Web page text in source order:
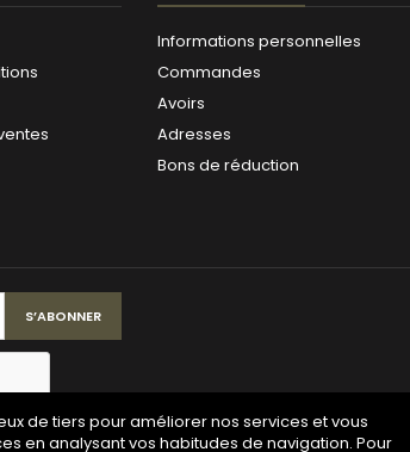
Informations personnelles
Commandes
Avoirs
Adresses
Bons de réduction
de tiers pour améliorer nos services et vous
en analysant vos habitudes de navigation. Pour